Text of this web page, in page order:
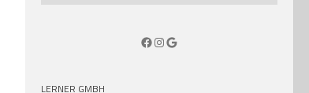
Facebook
Instagram
Google
LERNER GMBH